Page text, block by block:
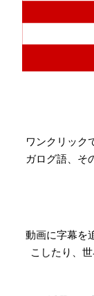
ワンクリック
ガログ語、そ
動画に字幕を
こしたり、